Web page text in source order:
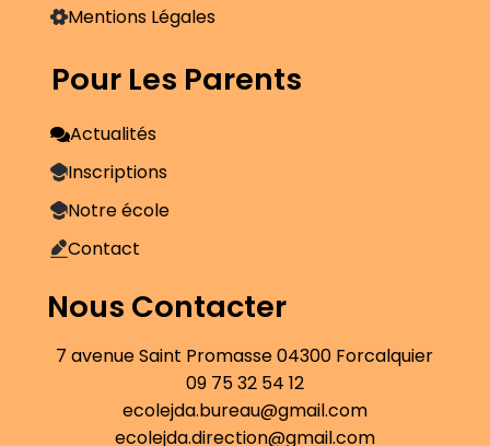
Mentions Légales
Pour Les Parents
Actualités
Inscriptions
Notre école
Contact
Nous Contacter
7 avenue Saint Promasse 04300 Forcalquier
09 75 32 54 12
ecolejda.bureau@gmail.com
ecolejda.direction@gmail.com